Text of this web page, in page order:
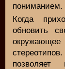
пониманием.
Когда
обновить
позволяет